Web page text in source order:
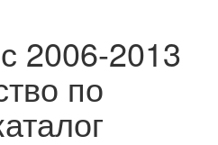
2006-2013
по